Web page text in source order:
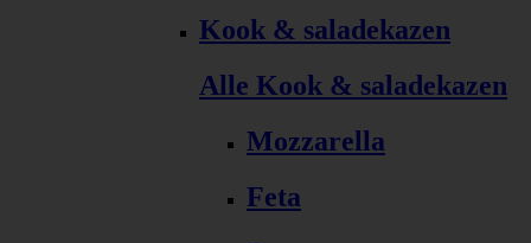
Kook & saladekazen
Alle Kook & saladekazen
Mozzarella
Feta